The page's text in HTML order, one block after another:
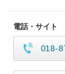
電話・サイト
018-